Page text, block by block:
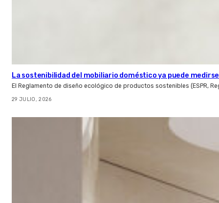
La sostenibilidad del mobiliario doméstico ya puede
El Reglamento de diseño ecológico de productos sostenibles (ESPR,
29 JULIO, 2026